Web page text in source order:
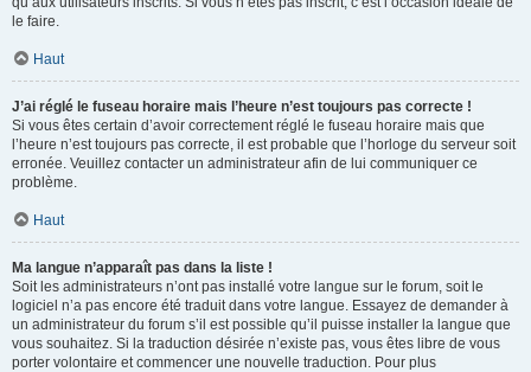
le faire.
Haut
J’ai réglé le fuseau horaire mais l’heure n’est toujours pas correcte !
Si vous êtes certain d’avoir correctement réglé le fuseau horaire mais que
l’heure n’est toujours pas correcte, il est probable que l’horloge du serveur soit
erronée. Veuillez contacter un administrateur afin de lui communiquer ce
problème.
Haut
Ma langue n’apparaît pas dans la liste !
Soit les administrateurs n’ont pas installé votre langue sur le forum, soit le
logiciel n’a pas encore été traduit dans votre langue. Essayez de demander à
un administrateur du forum s’il est possible qu’il puisse installer la langue que
vous souhaitez. Si la traduction désirée n’existe pas, vous êtes libre de vous
porter volontaire et commencer une nouvelle traduction. Pour plus